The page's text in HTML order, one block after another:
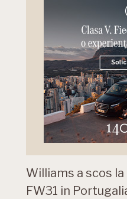
Williams a scos
FW31 in